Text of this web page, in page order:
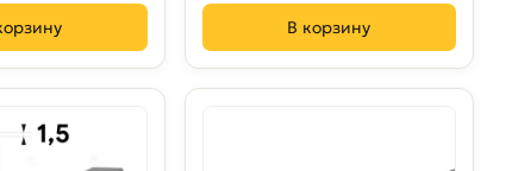
В корзину